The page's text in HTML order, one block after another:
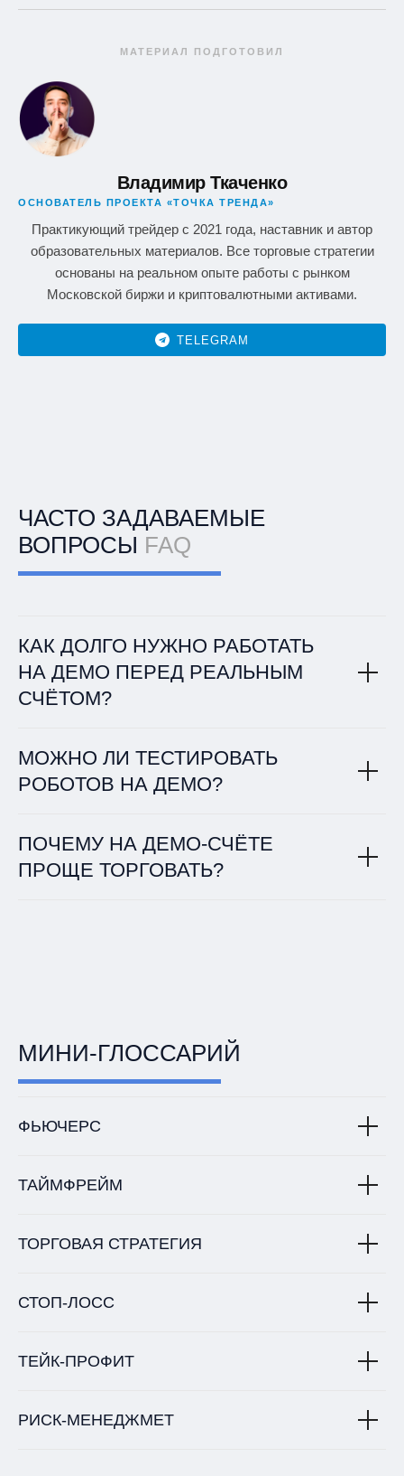
МАТЕРИАЛ ПОДГОТОВИЛ
Владимир Ткаченко
ОСНОВАТЕЛЬ ПРОЕКТА «ТОЧКА ТРЕНДА»
Практикующий трейдер с 2021 года, наставник и автор
образовательных материалов. Все торговые стратегии
основаны на реальном опыте работы с рынком
Московской биржи и криптовалютными активами.
TELEGRAM
ЧАСТО ЗАДАВАЕМЫЕ
ВОПРОСЫ FAQ
КАК ДОЛГО НУЖНО РАБОТАТЬ
НА ДЕМО ПЕРЕД РЕАЛЬНЫМ
СЧЁТОМ?
МОЖНО ЛИ ТЕСТИРОВАТЬ
РОБОТОВ НА ДЕМО?
ПОЧЕМУ НА ДЕМО-СЧЁТЕ
ПРОЩЕ ТОРГОВАТЬ?
МИНИ-ГЛОССАРИЙ
ФЬЮЧЕРС
ТАЙМФРЕЙМ
ТОРГОВАЯ СТРАТЕГИЯ
СТОП-ЛОСС
ТЕЙК-ПРОФИТ
РИСК-МЕНЕДЖМЕТ